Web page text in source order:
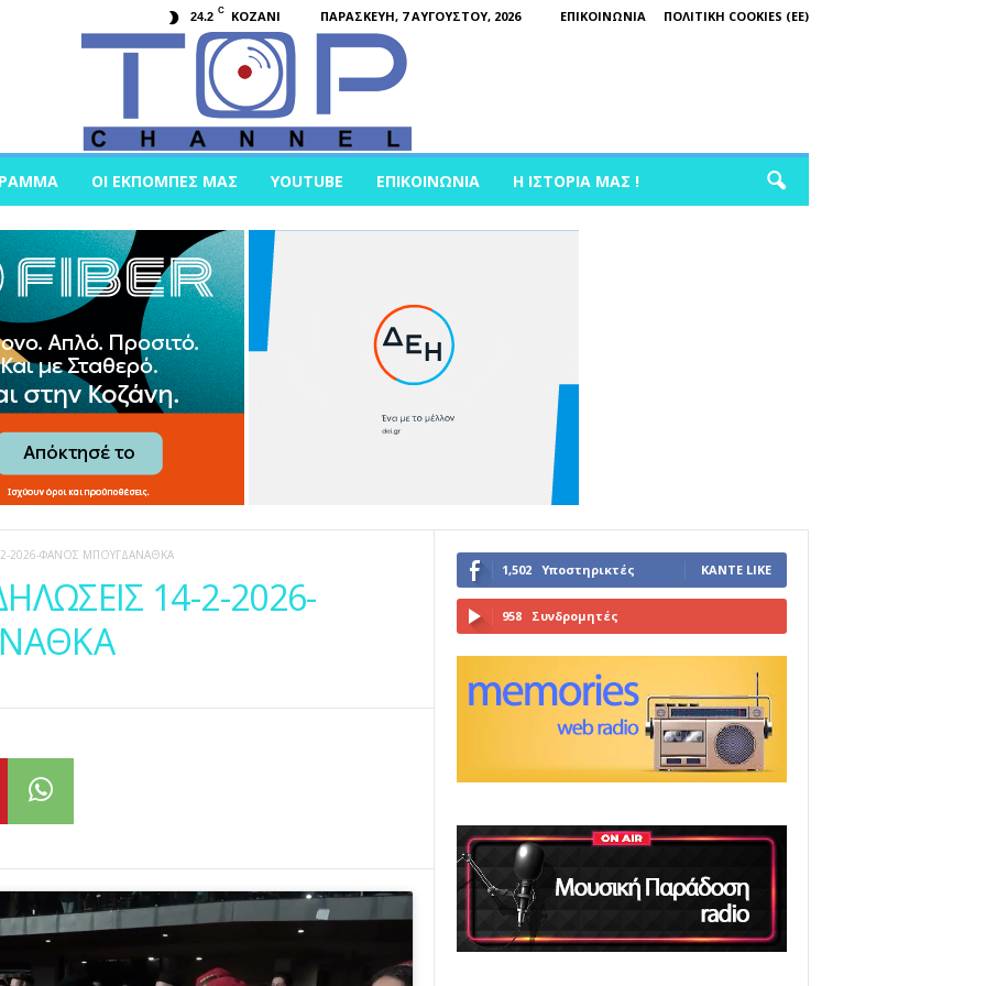
24.2 C KOZANI ΠΑΡΑΣΚΕΥΉ, 7 ΑΥΓΟΎΣΤΟΥ, 2026 ΕΠΙΚΟΙΝΩΝΊΑ ΠΟΛΙΤΙΚΉ COOKIES (ΕΕ)
ΟΙ ΕΚΠΟΜΠΈΣ ΜΑΣ YOUTUBE ΕΠΙΚΟΙΝΩΝΊΑ Η ΙΣΤΟΡΊΑ ΜΑΣ !
2-2026-ΦΑΝΟΣ ΜΠΟΥΓΔΑΝΑΘΚΑ
14-2-2026-
1,502 Υποστηρικτές ΚΆΝΤΕ LIKE
958 Συνδρομητές
ΓΊΝΕΤΕ ΣΥΝΔΡΟΜΗΤΉΣ